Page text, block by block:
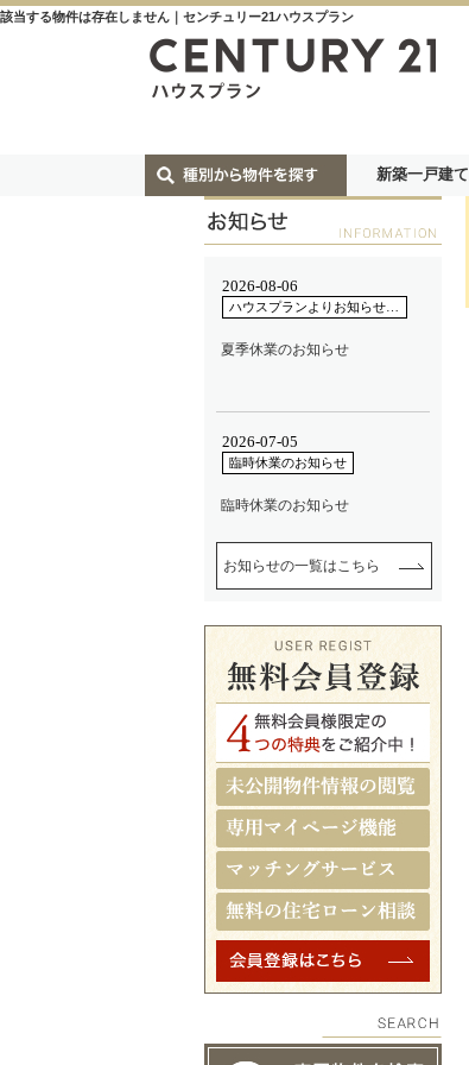
該当する物件は存在しません｜センチュリー21ハウスプラン
新築一戸建て
お知らせの一覧はこちら